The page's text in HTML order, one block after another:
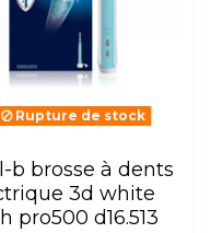
Rupture de stock
3d white
pro500 d16.513